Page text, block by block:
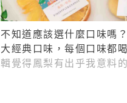
不知道應該選什麼口味嗎
大經典口味，每個口味都
輯覺得鳳梨有出乎我意料的